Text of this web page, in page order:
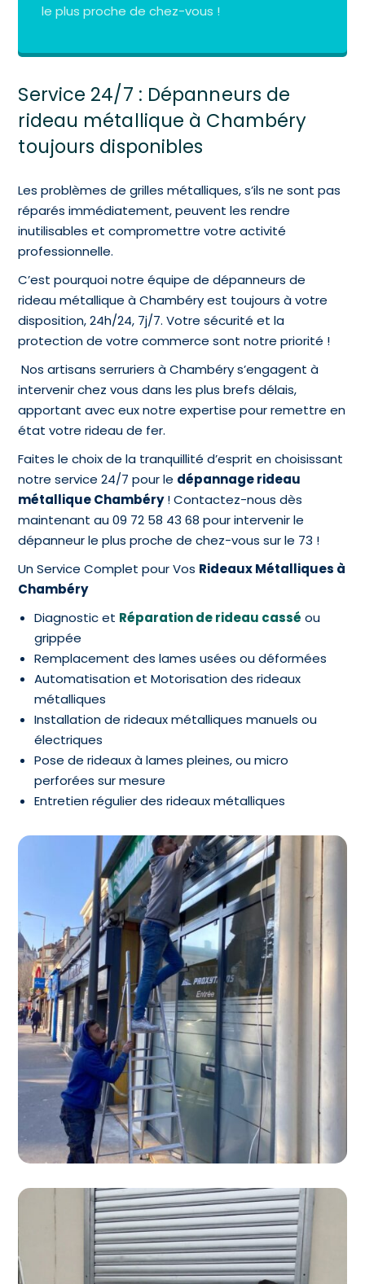
le plus proche de chez-vous !
Service 24/7 : Dépanneurs de
rideau métallique à Chambéry
toujours disponibles
Les problèmes de grilles métalliques, s’ils ne sont pas
réparés immédiatement, peuvent les rendre
inutilisables et compromettre votre activité
professionnelle.
C’est pourquoi notre équipe de dépanneurs de
rideau métallique à Chambéry est toujours à votre
disposition, 24h/24, 7j/7. Votre sécurité et la
protection de votre commerce sont notre priorité !
Nos artisans serruriers à Chambéry s’engagent à
intervenir chez vous dans les plus brefs délais,
apportant avec eux notre expertise pour remettre en
état votre rideau de fer.
Faites le choix de la tranquillité d’esprit en choisissant
notre service 24/7 pour le dépannage rideau
métallique Chambéry! Contactez-nous dès
maintenant au 09 72 58 43 68 pour intervenir le
dépanneur le plus proche de chez-vous sur le 73 !
Un Service Complet pour Vos Rideaux Métalliques à
Chambéry
Diagnostic et Réparation de rideau cassé ou
grippée
Remplacement des lames usées ou déformées
Automatisation et Motorisation des rideaux
métalliques
Installation de rideaux métalliques manuels ou
électriques
Pose de rideaux à lames pleines, ou micro
perforées sur mesure
Entretien régulier des rideaux métalliques